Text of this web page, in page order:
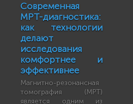
Современная
МРТ-диагностика:
как технологии
делают
исследования
комфортнее и
эффективнее
Магнитно-резонансная
томография (МРТ)
является одним из